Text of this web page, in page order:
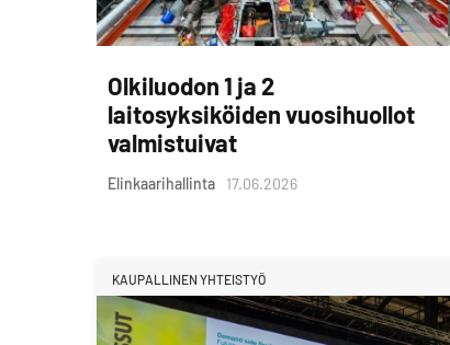
Olkiluodon 1 ja 2
laitosyksiköiden vuosihuollot
valmistuivat
Elinkaarihallinta 17.06.2026
KAUPALLINEN YHTEISTYÖ